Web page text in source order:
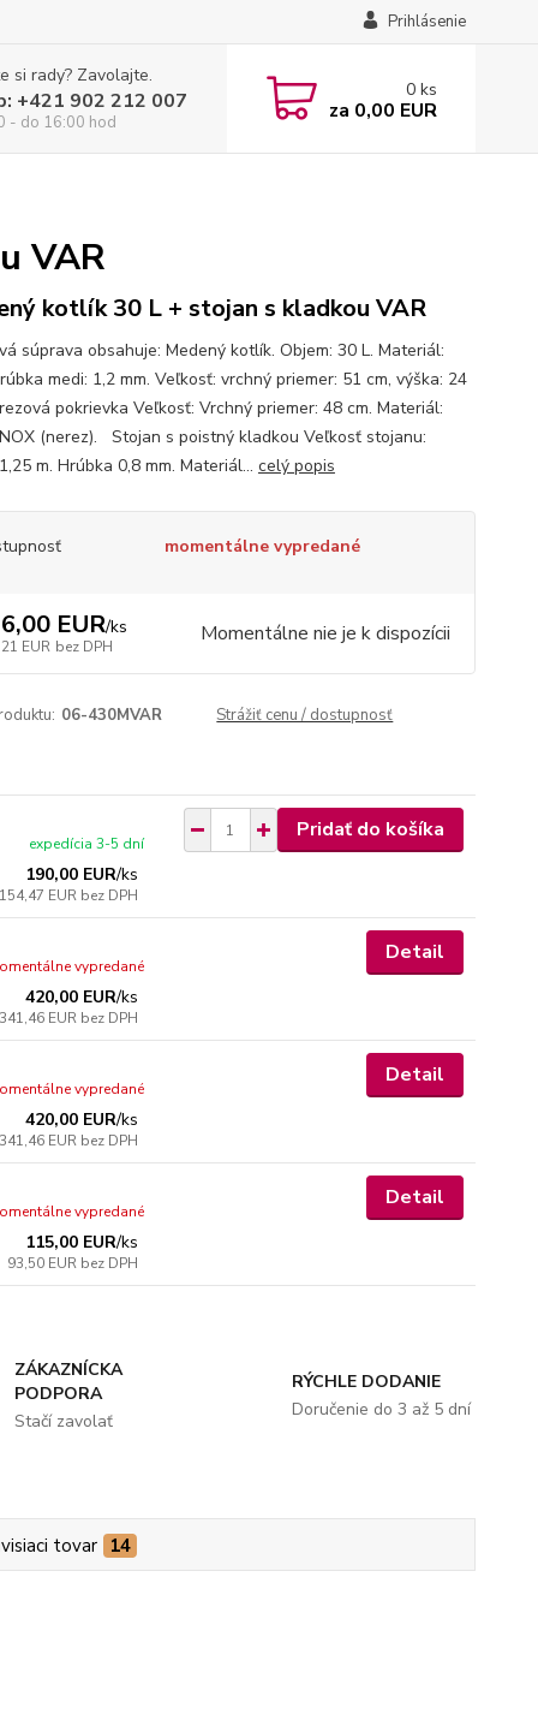
Prihlásenie
si rady? Zavolajte.
+421 902 212 007
- do 16:00 hod
0 ks
za 0,00 EUR
VAR
kotlík 30 L + stojan s kladkou VAR
súprava obsahuje: Medený kotlík. Objem: 30 L. Materiál:
medi: 1,2 mm. Veľkosť: vrchný priemer: 51 cm, výška: 24
pokrievka Veľkosť: Vrchný priemer: 48 cm. Materiál:
(nerez). Stojan s poistný kladkou Veľkosť stojanu:
m. Hrúbka 0,8 mm. Materiál... celý popis
momentálne vypredané
EUR/ks
EUR bez DPH Momentálne nie je k dispozícii
06-430MVAR Strážiť cenu / dostupnosť
190,00 EUR/ks
154,47 EUR bez DPH
expedícia 3-5 dní
Pridať do košíka
420,00 EUR/ks
341,46 EUR bez DPH
vypredané
Detail
420,00 EUR/ks
341,46 EUR bez DPH
vypredané
Detail
115,00 EUR/ks
93,50 EUR bez DPH
vypredané
Detail
ZÁKAZNÍCKA
PODPORA
Stačí zavolať
RÝCHLE DODANIE
Doručenie do 3 až 5 dní
tovar 14